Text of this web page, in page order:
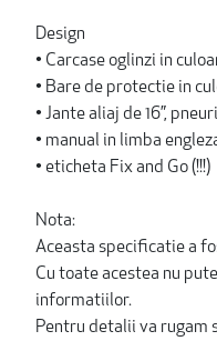
Design
• Carcase oglinzi in
• Bare de protectie in
• Jante aliaj de 16”,
• manual in limba
• eticheta Fix and Go (!!!)
Nota:
Aceasta specificatie a
Cu toate acestea nu
informatiilor.
Pentru detalii va rugam